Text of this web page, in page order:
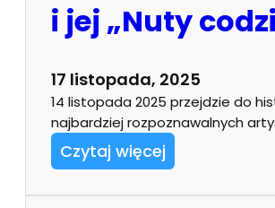
i jej „Nuty
17 listopada, 2025
14 listopada 2025 przejdzie do
najbardziej rozpoznawalnych
Czytaj więcej